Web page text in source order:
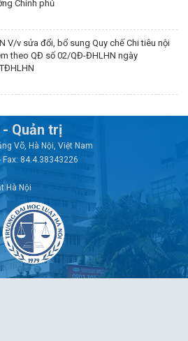
Chính phủ
V/v sửa đổi, bổ sung Quy chế Chi tiêu nội
theo QĐ số 02/QĐ-ĐHLHN ngày
- Quản trị
Võ, Hà Nội, Việt Nam
84.4.38343226
Hà Nội